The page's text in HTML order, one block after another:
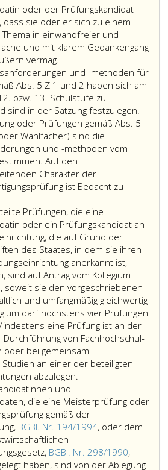
oder der Prüfungskandidat
dass sie oder er sich zu einem
in einwandfreier und
und mit klarem Gedankengang
vermag.
der
schriftlichen
Arbeit
über
ein
allgemeines
Thema
gemäß
Absatz
5,
eins,
hat
die
Prüfungskandidatin
oder
der
Prüfungskandidat
nachzuweisen,
dass
sie
oder
er
sich
zu
einem
vorgegebenen
Thema
in
einwandfreier
und
gewandter
und -methoden für
Abs. 5 Z 1 und 2 haben sich am
bzw. 13. Schulstufe zu
sind in der Satzung festzulegen.
5,
eins
haben
sich
am
der
zu
und
der
oder Prüfungen gemäß Abs. 5
Wahlfächer) sind die
und -methoden vom
Auf den
Charakter der
ist Bedacht zu
Prüfungen, die eine
oder ein Prüfungskandidat an
die auf Grund der
des Staates, in dem sie ihren
anerkannt ist,
sind auf Antrag vom Kollegium
soweit sie den vorgeschriebenen
und umfangmäßig gleichwertig
darf höchstens vier Prüfungen
eine Prüfung ist an der
Durchführung von Fachhochschul-
oder bei gemeinsam
an einer der beteiligten
abzulegen.
und
die eine Meisterprüfung oder
gemäß der
BGBl. Nr. 194/1994, oder dem
BGBl. Nr. 298/1990,
haben, sind von der Ablegung